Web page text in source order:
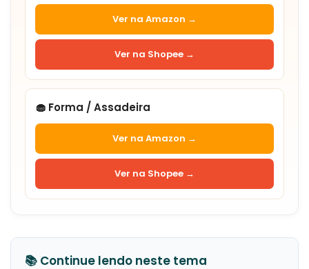
Ver na Amazon →
Ver na Shopee →
🧁 Forma / Assadeira
Ver na Amazon →
Ver na Shopee →
📚 Continue lendo neste tema